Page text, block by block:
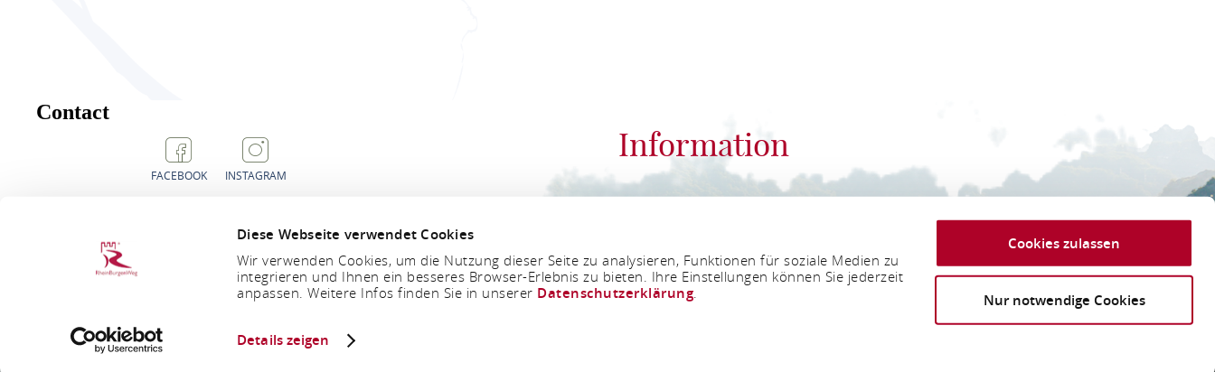
Diese Webseite verwendet Cookies
Wir verwenden Cookies, um die Nutzung dieser Seite zu analysieren, Funktionen für soziale Medien zu
integrieren und Ihnen ein besseres Browser-Erlebnis zu bieten. Ihre Einstellungen können Sie jederzeit
anpassen. Weitere Infos finden Sie in unserer Datenschutzerklärung
Details zeigen
Cookies zulassen
Nur notwendige Cookies
Contact
FACEBOOK INSTAGRAM
Information
56075 Koblenz
ORDER BROCHURES
PRIVACY POLICY